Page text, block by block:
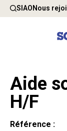
SIAONous
Aide
H/F
Référence :